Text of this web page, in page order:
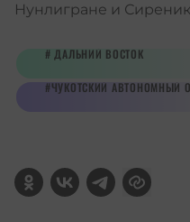
Нунлигране и
ДАЛЬНИЙ ВОСТОК
ЧУКОТСКИЙ АВТОНОМНЫЙ